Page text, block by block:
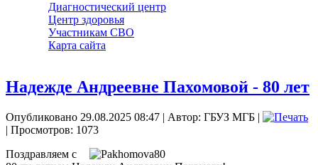
Диагностический центр
Центр здоровья
Участникам СВО
Карта сайта
Надежде Андреевне Пахомовой - 80 лет
Опубликовано 29.08.2025 08:47 | Автор: ГБУЗ МГБ |
| Просмотров: 1073
Поздравляем с